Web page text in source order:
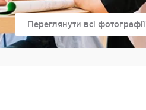
Переглянути всі фотографії